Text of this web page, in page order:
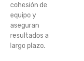
cohesión de
equipo y
aseguran
resultados a
largo plazo.